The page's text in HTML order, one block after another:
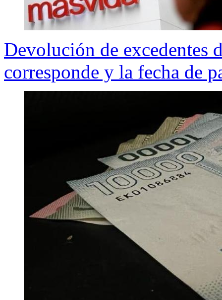
Devolución de excedentes
corresponde y la fecha de